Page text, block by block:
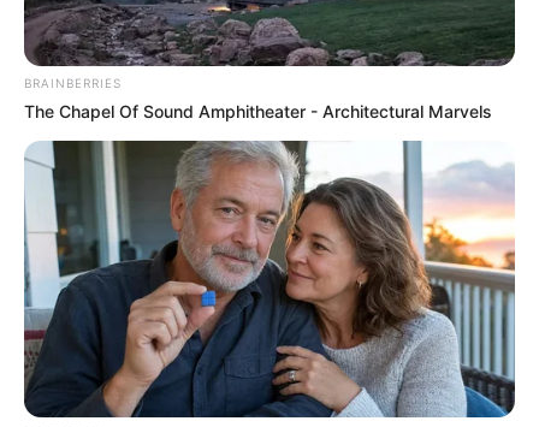
Home/สีมงคล/ สีมงคลประจำวัน วันศุกร์ ที่ 16 มิถุนายน 2566
สีมงคล|
15 มิ.ย. 2023
แบ่งปัน
สีมงคลประจำวันศุกร์ ที่ 16
มิถุนายน 2566
BRAINBERRIES
The Chapel Of Sound Amphitheater - Architectural Marvels